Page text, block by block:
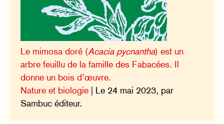
Le mimosa doré (Acacia pycnantha) est un
arbre feuillu de la famille des Fabacées. Il
donne un bois d’œuvre.
Nature et biologie | Le 24 mai 2023, par
Sambuc éditeur.